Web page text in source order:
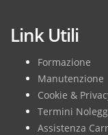
Link Utili
Formazione
Manutenzione
Cookie &
Termini
Assistenza